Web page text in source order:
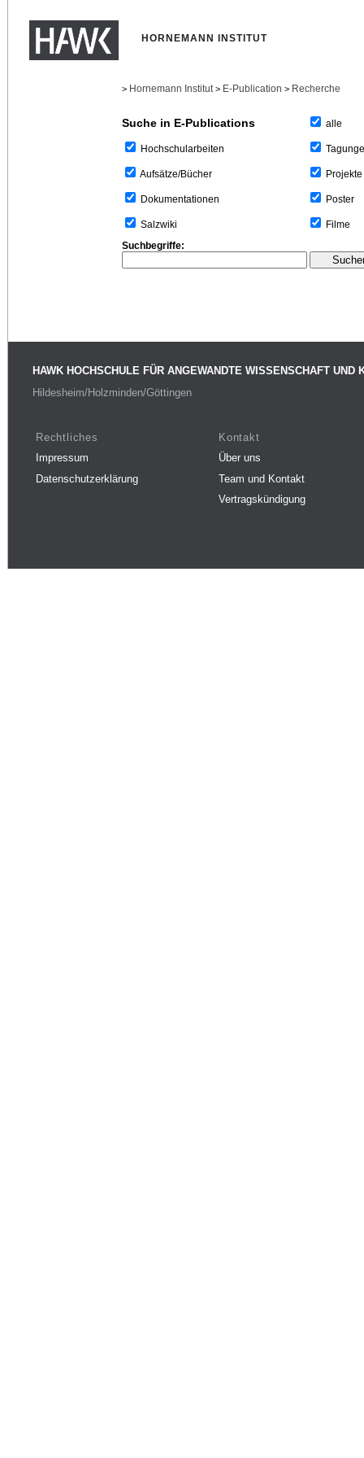
HORNEMANN INSTITUT
> Hornemann Institut > E-Publication > Recherche
Suche in E-Publications
Hochschularbeiten
Aufsätze/Bücher
Dokumentationen
Salzwiki
alle
Projekte
Poster
Filme
Suchbegriffe:
HAWK HOCHSCHULE FÜR ANGEWANDTE WISSENSCHAFT UND
Hildesheim/Holzminden/Göttingen
Rechtliches
Impressum
Datenschutzerklärung
Kontakt
Über uns
Team und Kontakt
Vertragskündigung